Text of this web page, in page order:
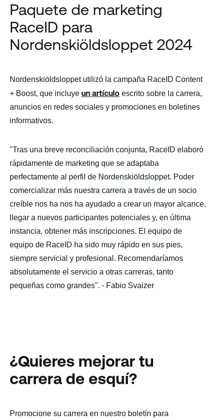
Paquete de marketing
RaceID para
Nordenskiöldsloppet 2024
Nordenskiöldsloppet utilizó la campaña RaceID Content
+ Boost, que incluye un artículo escrito sobre la carrera,
anuncios en redes sociales y promociones en boletines
informativos.
"Tras una breve reconciliación conjunta, RaceID elaboró
rápidamente de marketing que se adaptaba
perfectamente al perfil de Nordenskiöldsloppet. Poder
comercializar más nuestra carrera a través de un socio
creíble nos ha nos ha ayudado a crear un mayor alcance,
llegar a nuevos participantes potenciales y, en última
instancia, obtener más inscripciones. El equipo de
equipo de RaceID ha sido muy rápido en sus pies,
siempre servicial y profesional. Recomendaríamos
absolutamente el servicio a otras carreras, tanto
pequeñas como grandes". - Fabio Svaizer
¿Quieres mejorar tu
carrera de esquí?
Promocione su carrera en nuestro boletín para